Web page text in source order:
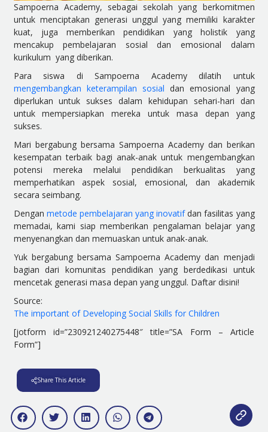
Sampoerna Academy, sebagai sekolah yang berkomitmen
untuk menciptakan generasi unggul yang memiliki karakter
kuat, juga memberikan pendidikan yang holistik yang
mencakup pembelajaran sosial dan emosional dalam
kurikulum yang diberikan.
Para siswa di Sampoerna Academy dilatih untuk
mengembangkan keterampilan sosial dan emosional yang
diperlukan untuk sukses dalam kehidupan sehari-hari dan
untuk mempersiapkan mereka untuk masa depan yang
sukses.
Mari bergabung bersama Sampoerna Academy dan berikan
kesempatan terbaik bagi anak-anak untuk mengembangkan
potensi mereka melalui pendidikan berkualitas yang
memperhatikan aspek sosial, emosional, dan akademik
secara seimbang.
Dengan metode pembelajaran yang inovatifdan fasilitas yang
memadai, kami siap memberikan pengalaman belajar yang
menyenangkan dan memuaskan untuk anak-anak.
Yuk bergabung bersama Sampoerna Academy dan menjadi
bagian dari komunitas pendidikan yang berdedikasi untuk
mencetak generasi masa depan yang unggul. Daftar disini!
Source:
The important of Developing Social Skills for Children
[jotform id=”230921240275448″ title=”SA Form – Article
Form”]
Share This Article